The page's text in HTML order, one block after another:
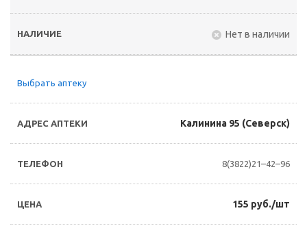
Нет в наличии
Выбрать аптеку
Калинина 95 (Северск)
8(3822)21–42–96
155 руб./шт